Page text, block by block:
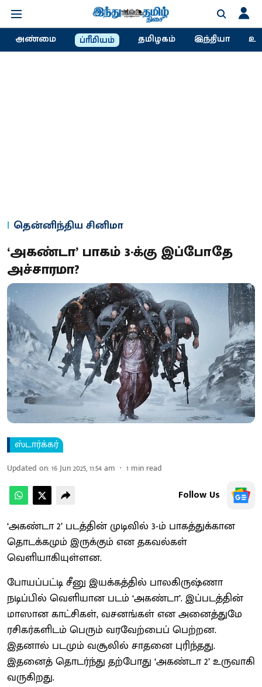
அண்மை ப்ரீமியம் தமிழகம் இந்தியா
தென்னிந்திய சினிமா
‘அகண்டா’ பாகம் 3-க்கு இப்போதே
அச்சாரமா?
ஸ்டார்க்கர்
Updated on:16 Jun 2025, 11:54 am 1 min read
Follow Us
‘அகண்டா 2’ படத்தின் முடிவில் 3-ம் பாகத்துக்கான
தொடக்கமும் இருக்கும் என தகவல்கள்
வெளியாகியுள்ளன.
போயப்பட்டி சீனு இயக்கத்தில் பாலகிருஷ்ணா
நடிப்பில் வெளியான படம் ‘அகண்டா’. இப்படத்தின்
மாஸான காட்சிகள், வசனங்கள் என அனைத்துமே
ரசிகர்களிடம் பெரும் வரவேற்பைப் பெற்றன.
இதனால் படமும் வசூலில் சாதனை புரிந்தது.
இதனைத் தொடர்ந்து தற்போது ‘அகண்டா 2’ உருவாகி
வருகிறது.